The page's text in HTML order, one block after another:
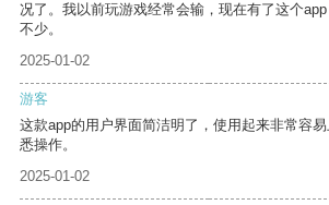
况了。我以前玩游戏经常会输，现在有了这个
不少。
2025-01-02
游客
这款app的用户界面简洁明了，使用起来非常容
悉操作。
2025-01-02